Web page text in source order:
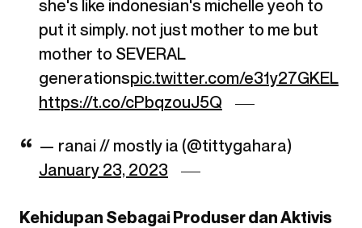
she's like indonesian's michelle yeoh to
put it simply. not just mother to me but
mother to SEVERAL
generationspic.twitter.com/e31y27GKEL
https://t.co/cPbqzouJ5Q
— ranai // mostly ia (@tittygahara)
January 23, 2023
Kehidupan Sebagai Produser dan Aktivis